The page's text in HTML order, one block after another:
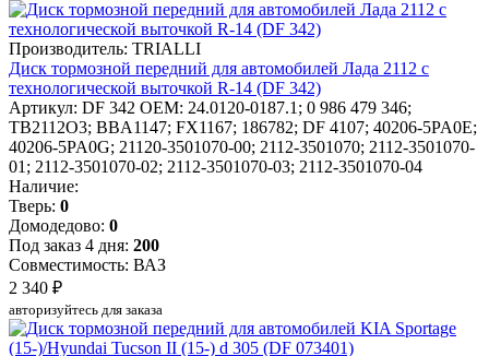
Производитель: TRIALLI
Диск тормозной передний для автомобилей Лада 2112 с
технологической выточкой R-14 (DF 342)
Артикул: DF 342 OEM: 24.0120-0187.1; 0 986 479 346;
TB2112O3; BBA1147; FX1167; 186782; DF 4107; 40206-5PA0E;
40206-5PA0G; 21120-3501070-00; 2112-3501070; 2112-3501070-
01; 2112-3501070-02; 2112-3501070-03; 2112-3501070-04
Наличие:
Тверь: 0
Домодедово: 0
Под заказ 4 дня: 200
Совместимость: ВАЗ
2 340 ₽
авторизуйтесь для заказа